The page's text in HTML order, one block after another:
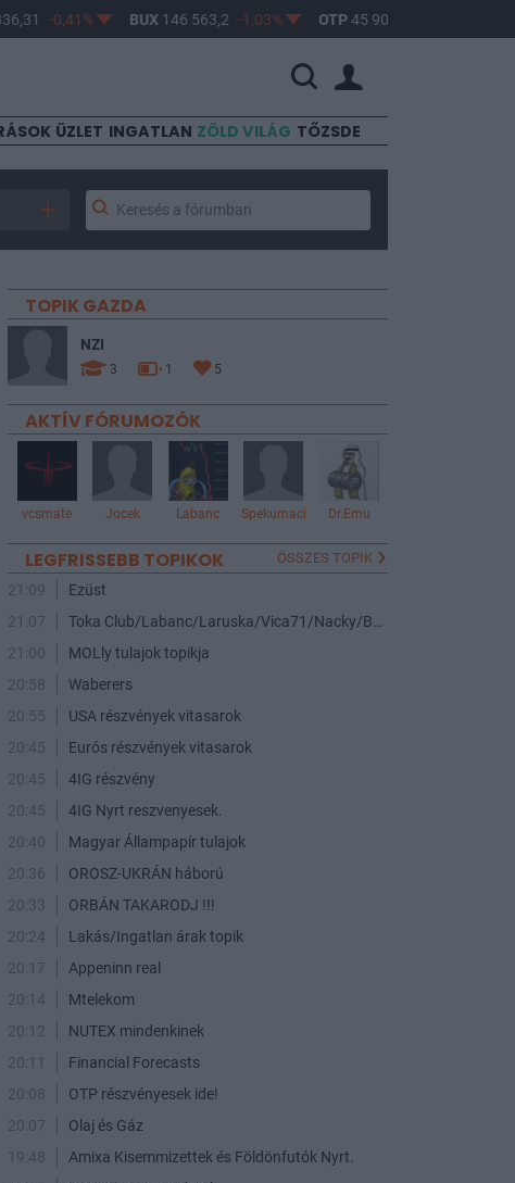
-0,41% BUX 146 563,2 -1,03% OTP 45 900 -1,82%
ÜZLET INGATLAN ZÖLD VILÁG TŐZSDE
TOPIK GAZDA
NZI
3 1 5
AKTÍV FÓRUMOZÓK
vcsmate Jocek Labanc Spekumaci Dr.Emu
LEGFRISSEBB TOPIKOK ÖSSZES TOPIK
21:09
Ezüst
21:07
21:00
MOLly tulajok topikja
20:58
Waberers
20:55
USA részvények vitasarok
20:45
Eurós részvények vitasarok
20:45
4IG részvény
20:45
4IG Nyrt reszvenyesek.
20:40
Magyar Állampapír tulajok
20:36
OROSZ-UKRÁN háború
20:33
ORBÁN TAKARODJ !!!
20:24
Lakás/Ingatlan árak topik
20:17
Appeninn real
20:14
Mtelekom
20:12
NUTEX mindenkinek
20:11
Financial Forecasts
20:08
OTP részvényesek ide!
20:07
Olaj és Gáz
19:48
Amixa Kisemmizettek és Földönfutók Nyrt.